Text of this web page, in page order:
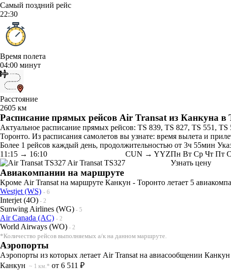
Самый поздний рейс
22:30
Время полета
04:00 минут
Расстояние
2605 км
Расписание прямых рейсов Air Transat из Канкуна в
Актуальное расписание прямых рейсов: TS 839, TS 827, TS 551,
Торонто. Из расписания самолетов вы узнате: время вылета и
Более 1 рейсов каждый день, продолжительностью от 3ч 55мин
11:15 → 16:10
Air Transat TS327
CUN → YYZПн Вт Ср Чт Пт
Узнать цену
Авиакомпании на маршруте
Кроме Air Transat на маршруте Канкун - Торонто летает 5
Westjet (WS) - 6
Interjet (4O) - 2
Sunwing Airlines (WG) - 5
Air Canada (AC) - 2
World Airways (WO) - 2
*Количество рейсов выполняемых а/к на данном маршруте.
Аэропорты
Аэропорты из которых летает Air Transat на авиасообщении
Канкун ~ 1 км.* от 6 511 ₽